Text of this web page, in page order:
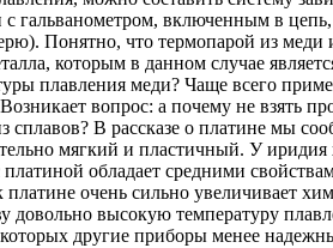
гальванометром, включенным в
Понятно, что термопарой из меди
которым в данном случае
плавления меди? Чаще всего
вопрос: а почему не взять
сплавов? В рассказе о платине мы
мягкий и пластичный. У
обладает средними
очень сильно увеличивает
довольно высокую температуру
которых другие приборы менее